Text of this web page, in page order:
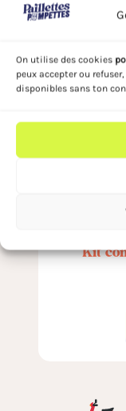
On utilise des cookies
peux accepter ou
disponibles sans ton
Kit